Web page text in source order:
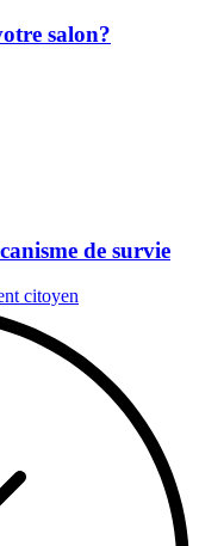
salon?
de survie
citoyen